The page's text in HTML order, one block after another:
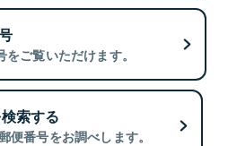
ご覧いただけます。
索する
便番号をお調べします。